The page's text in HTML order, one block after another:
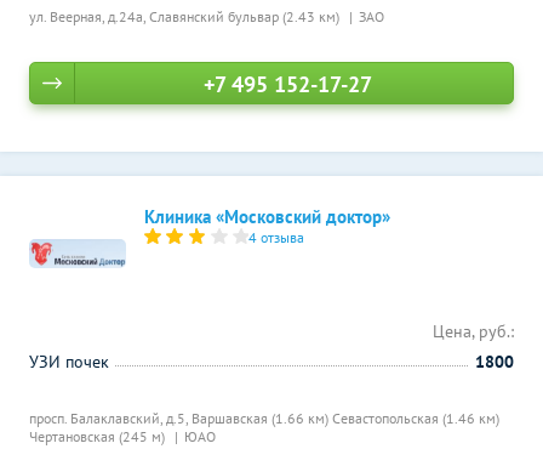
ул. Веерная, д.24а, Славянский бульвар (2.43 км) ЗАО
+7 495 152-17-27
Клиника «Московский доктор»
4 отзыва
просп. Балаклавский, д.5, Варшавская (1.66 км) Севастопольская (1.46 км)
Чертановская (245 м)
ЮАО
Цена, руб.:
УЗИ почек
1800